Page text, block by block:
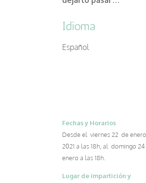
Idioma
Español
Fechas y Horarios
Desde el viernes 22 de enero
2021 a las 18h, al domingo
enero a las 18h.
Lugar de impartición y